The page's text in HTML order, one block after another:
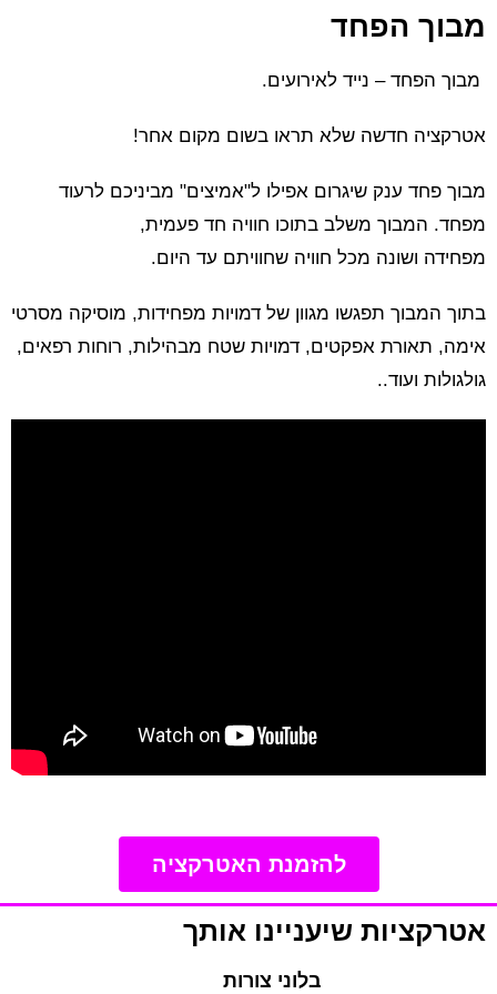
מבוך הפחד
מבוך הפחד – נייד לאירועים.
אטרקציה חדשה שלא תראו בשום מקום אחר!
מבוך פחד ענק שיגרום אפילו ל"אמיצים" מביניכם לרעוד
מפחד. המבוך משלב בתוכו חוויה חד פעמית,
מפחידה ושונה מכל חוויה שחוויתם עד היום.
בתוך המבוך תפגשו מגוון של דמויות מפחידות, מוסיקה מסרטי
אימה, תאורת אפקטים, דמויות שטח מבהילות, רוחות רפאים,
גולגולות ועוד..
להזמנת האטרקציה
אטרקציות שיעניינו אותך
בלוני צורות